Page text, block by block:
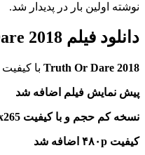
نوشته اولین بار در پدیدار شد.
دانلود فیلم Truth Or Dare 2018
Truth Or Dare 2018 با کیفیت
پیش نمایش فیلم اضافه شد
نسخه کم حجم و با کیفیت x265 اضافه شد
کیفیت ۴۸۰p اضافه شد